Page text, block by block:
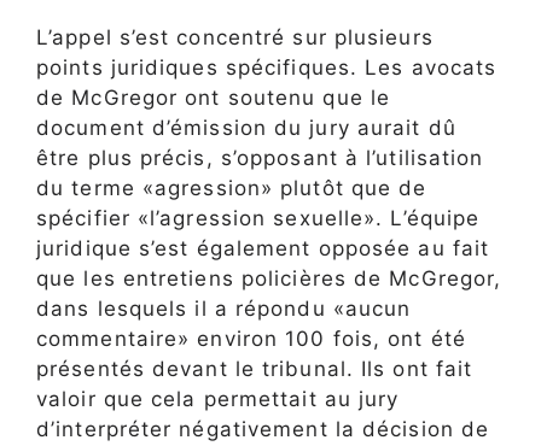
L’appel s’est concentré sur plusieurs
points juridiques spécifiques. Les avocats
de McGregor ont soutenu que le
document d’émission du jury aurait dû
être plus précis, s’opposant à l’utilisation
du terme «agression» plutôt que de
spécifier «l’agression sexuelle». L’équipe
juridique s’est également opposée au fait
que les entretiens policières de McGregor,
dans lesquels il a répondu «aucun
commentaire» environ 100 fois, ont été
présentés devant le tribunal. Ils ont fait
valoir que cela permettait au jury
d’interpréter négativement la décision de